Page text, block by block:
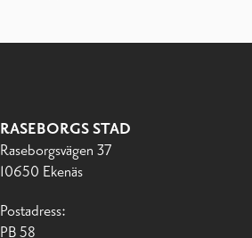
RASEBORGS STAD
Raseborgsvägen 37
10650 Ekenäs
Postadress:
PB 58